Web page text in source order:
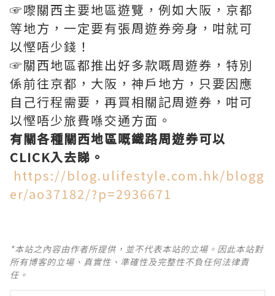
☞嚟關西主要地區遊覽，例如大阪，京都
等地方，一定要有張周遊券旁身，咁就可
以慳唔少錢！
☞關西地區都推出好多款嘅周遊券，特別
係前往京都，大阪，神戶地方，只要因應
自己行程需要，再買相關記周遊券，咁可
以慳唔少旅費喺交通方面。
有關各種關西地區嘅鐵路周遊券可以
CLICK入去睇。
https://blog.ulifestyle.com.hk/blogg
er/ao37182/?p=2936671
*本站之內容由作者所提供，並不代表本站的立場。因此本站對
所有博客的立場、真實性、準確性及完整性不負任何法律責
任。